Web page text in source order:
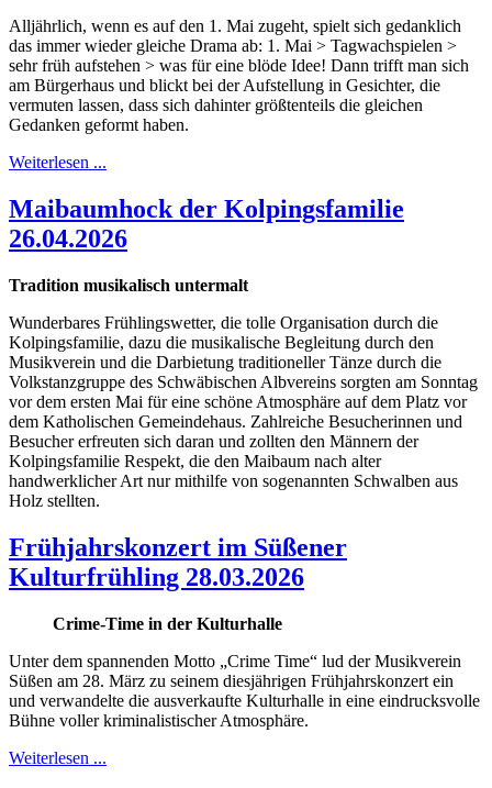
Alljährlich, wenn es auf den 1. Mai zugeht, spielt sich gedanklich
das immer wieder gleiche Drama ab: 1. Mai > Tagwachspielen >
sehr früh aufstehen > was für eine blöde Idee! Dann trifft man sich
am Bürgerhaus und blickt bei der Aufstellung in Gesichter, die
vermuten lassen, dass sich dahinter größtenteils die gleichen
Gedanken geformt haben.
Weiterlesen ...
Maibaumhock der Kolpingsfamilie
26.04.2026
Tradition musikalisch untermalt
Wunderbares Frühlingswetter, die tolle Organisation durch die
Kolpingsfamilie, dazu die musikalische Begleitung durch den
Musikverein und die Darbietung traditioneller Tänze durch die
Volkstanzgruppe des Schwäbischen Albvereins sorgten am Sonntag
vor dem ersten Mai für eine schöne Atmosphäre auf dem Platz vor
dem Katholischen Gemeindehaus. Zahlreiche Besucherinnen und
Besucher erfreuten sich daran und zollten den Männern der
Kolpingsfamilie Respekt, die den Maibaum nach alter
handwerklicher Art nur mithilfe von sogenannten Schwalben aus
Holz stellten.
Frühjahrskonzert im Süßener
Kulturfrühling 28.03.2026
Crime-Time in der Kulturhalle
Unter dem spannenden Motto „Crime Time“ lud der Musikverein
Süßen am 28. März zu seinem diesjährigen Frühjahrskonzert ein
und verwandelte die ausverkaufte Kulturhalle in eine eindrucksvolle
Bühne voller kriminalistischer Atmosphäre.
Weiterlesen ...